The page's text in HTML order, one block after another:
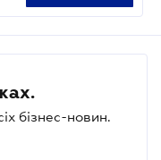
бізнес-новин.